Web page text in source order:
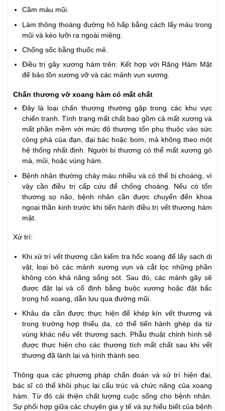
Cầm máu mũi.
Làm thông thoáng đường hô hấp bằng cách lấy máu trong
mũi và kéo lưỡi ra ngoài miệng.
Chống sốc bằng thuốc mê.
Điều trị gãy xương hàm trên: Kết hợp với Răng Hàm Mặt
để bảo tồn xương vỡ và các mảnh vụn xương.
Chấn thương vỡ xoang hàm có mất chất
Đây là loại chấn thương thường gặp trong các khu vực
chiến tranh. Tình trạng mất chất bao gồm cả mất xương và
mất phần mềm với mức độ thương tổn phụ thuộc vào sức
công phá của đạn, đại bác hoặc bom, mà không theo một
hệ thống nhất định. Người bị thương có thể mất xương gò
má, mũi, hoặc vùng hàm.
Bệnh nhân thường chảy máu nhiều và có thể bị choáng, vì
vậy cần điều trị cấp cứu để chống choáng. Nếu có tổn
thương sọ não, bệnh nhân cần được chuyển đến khoa
ngoại thần kinh trước khi tiến hành điều trị vết thương hàm
mặt.
Xử trí:
Khi xử trí vết thương cần kiểm tra hốc xoang để lấy sạch dị
vật, loại bỏ các mảnh xương vụn và cắt lọc những phần
không còn khả năng sống sót. Sau đó, các mảnh gãy sẽ
được đặt lại và cố định bằng buộc xương hoặc đặt bấc
trong hố xoang, dẫn lưu qua đường mũi.
Khâu da cần được thực hiện để khép kín vết thương và
trong trường hợp thiếu da, có thể tiến hành ghép da từ
vùng khác nếu vết thương sạch. Phẫu thuật chỉnh hình sẽ
được thực hiện cho các thương tích mất chất sau khi vết
thương đã lành lại và hình thành sẹo.
Thông qua các phương pháp chẩn đoán và xử trí hiện đại,
bác sĩ có thể khôi phục lại cấu trúc và chức năng của xoang
hàm. Từ đó cải thiện chất lượng cuộc sống cho bệnh nhân.
Sự phối hợp giữa các chuyên gia y tế và sự hiểu biết của bệnh